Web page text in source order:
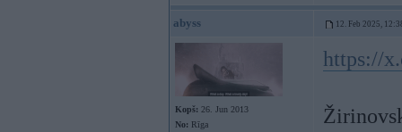
abyss 12. Feb 2025,
Kopš: 26. Jun 2013
No: Rīga
https://